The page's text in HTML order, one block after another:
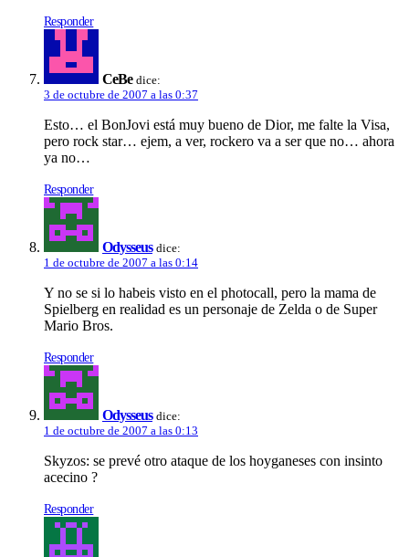
Responder
CeBe dice:
3 de octubre de 2007 a las 0:37
Esto… el BonJovi está muy bueno de Dior, me falte la Visa,
pero rock star… ejem, a ver, rockero va a ser que no… ahora
ya no…
Responder
Odysseus dice:
1 de octubre de 2007 a las 0:14
Y no se si lo habeis visto en el photocall, pero la mama de
Spielberg en realidad es un personaje de Zelda o de Super
Mario Bros.
Responder
Odysseus dice:
1 de octubre de 2007 a las 0:13
Skyzos: se prevé otro ataque de los hoyganeses con insinto
acecino ?
Responder